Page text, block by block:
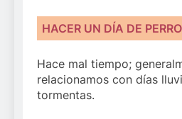
HACER UN DÍA DE
Hace mal tiempo;
relacionamos con días
tormentas.